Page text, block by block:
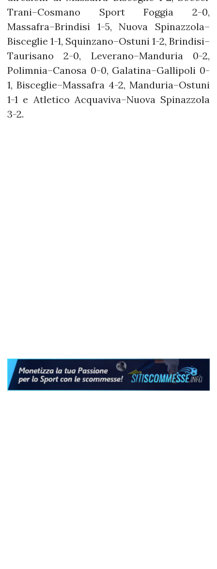
Trani–Cosmano Sport Foggia 2-0,
Massafra–Brindisi 1-5, Nuova Spinazzola–
Bisceglie 1-1, Squinzano–Ostuni 1-2, Brindisi–
Taurisano 2-0, Leverano–Manduria 0-2,
Polimnia–Canosa 0-0, Galatina–Gallipoli 0-
1, Bisceglie–Massafra 4-2, Manduria–Ostuni
1-1 e Atletico Acquaviva–Nuova Spinazzola
3-2.